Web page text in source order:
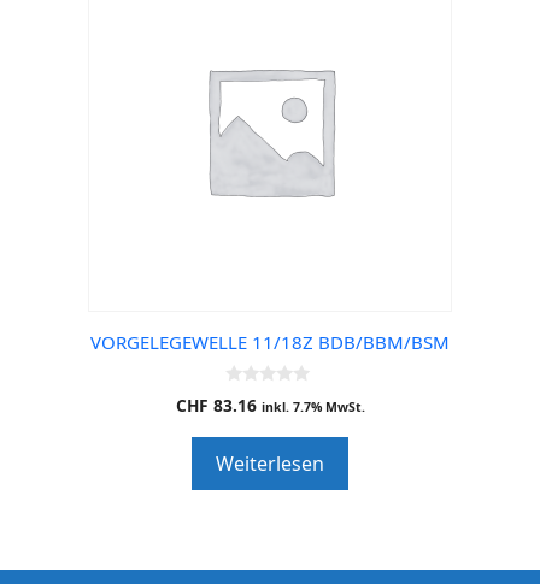
VORGELEGEWELLE 11/18Z BDB/BBM/BSM
0
o
o
f
5
CHF 83.16 inkl. 7.7% MwSt.
Weiterlesen